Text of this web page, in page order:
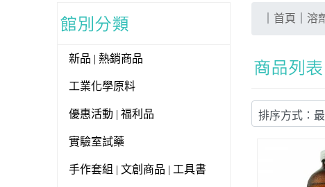
新品 | 熱銷商品
工業化學原料
優惠活動 | 福利品
實驗室試藥
手作套組 | 文創商品 | 工具書
首頁 溶